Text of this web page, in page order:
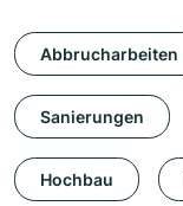
Abbrucharbeiten
Sanierungen
Hochbau